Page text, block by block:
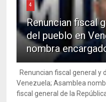
4
Renuncian fiscal
del pueblo en
nombra
Renuncian fiscal general y
Venezuela; Asamblea
fiscal general de la República